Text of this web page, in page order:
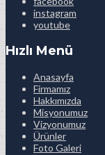
instagram
youtube
Hızlı Menü
Anasayfa
Firmamız
Hakkımızda
Misyonumuz
Vizyonumuz
Ürünler
Foto Galeri